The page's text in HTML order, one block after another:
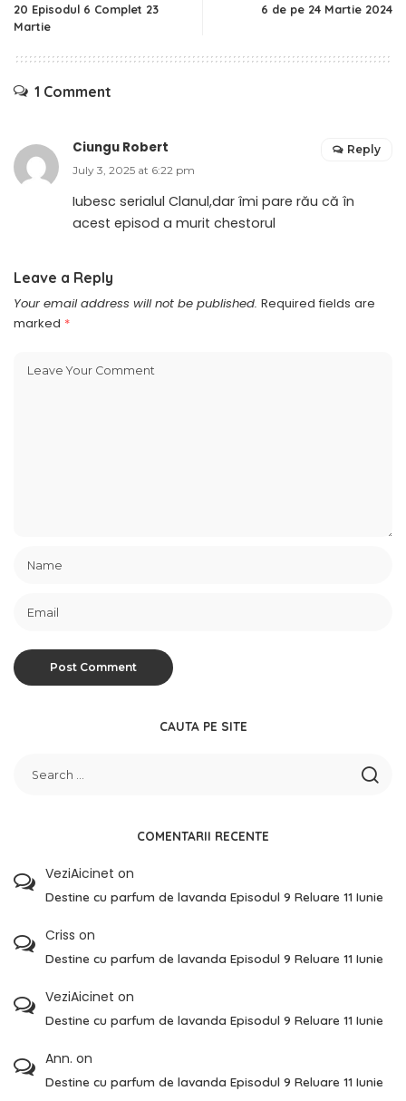
20 Episodul 6 Complet 23
Martie
6 de pe 24 Martie 2024
1 Comment
Ciungu Robert
July 3, 2025 at 6:22 pm
Iubesc serialul Clanul,dar îmi pare rău că în
acest episod a murit chestorul
Reply
Leave a Reply
Your email address will not be published. Required fields are
marked *
CAUTA PE SITE
COMENTARII RECENTE
VeziAicinet on
Destine cu parfum de lavanda Episodul 9 Reluare 11 Iunie
Criss on
Destine cu parfum de lavanda Episodul 9 Reluare 11 Iunie
VeziAicinet on
Destine cu parfum de lavanda Episodul 9 Reluare 11 Iunie
Ann. on
Destine cu parfum de lavanda Episodul 9 Reluare 11 Iunie